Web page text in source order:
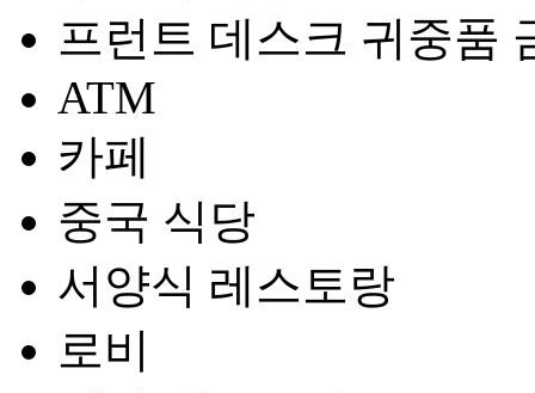
프런트 데스크 귀중품
ATM
카페
중국 식당
서양식 레스토랑
로비